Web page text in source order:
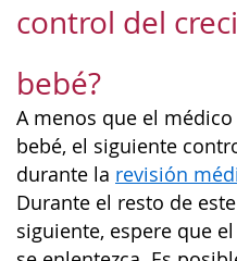
control del
bebé?
A menos que el
bebé, el siguiente
durante la revisión
Durante el resto de
siguiente, espere que